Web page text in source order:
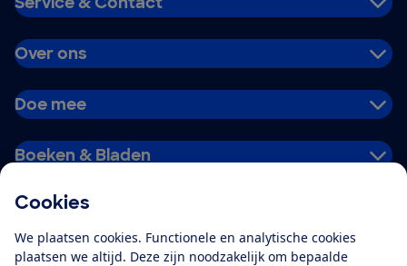
Cookies
We plaatsen cookies. Functionele en analytische cookies
plaatsen we altijd. Deze zijn noodzakelijk om bepaalde
Over ons
Doe mee
Boeken & Bladen